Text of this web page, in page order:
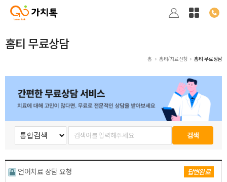
홈티 무료상담
홈 홈티/치료신청 홈티 무료상담
언어치료 상담 요청 답변완료